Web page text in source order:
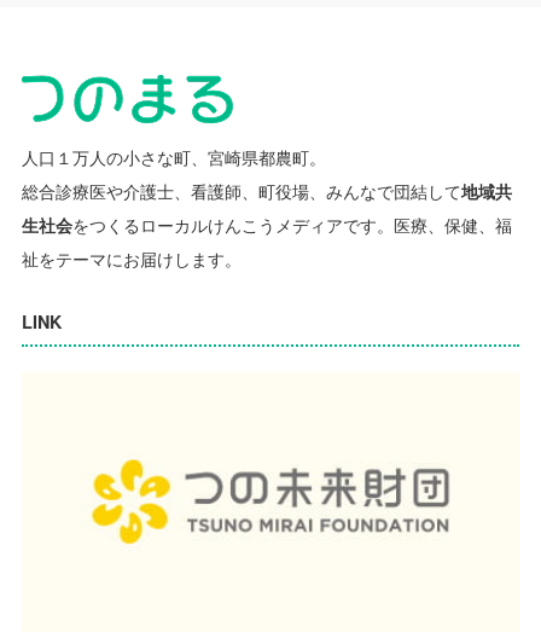
人口１万人の小さな町、宮崎県都農町。
総合診療医や介護士、看護師、町役場、みんなで団結して地域共
生社会をつくるローカルけんこうメディアです。 医療、保健、福
祉をテーマにお届けします。
LINK